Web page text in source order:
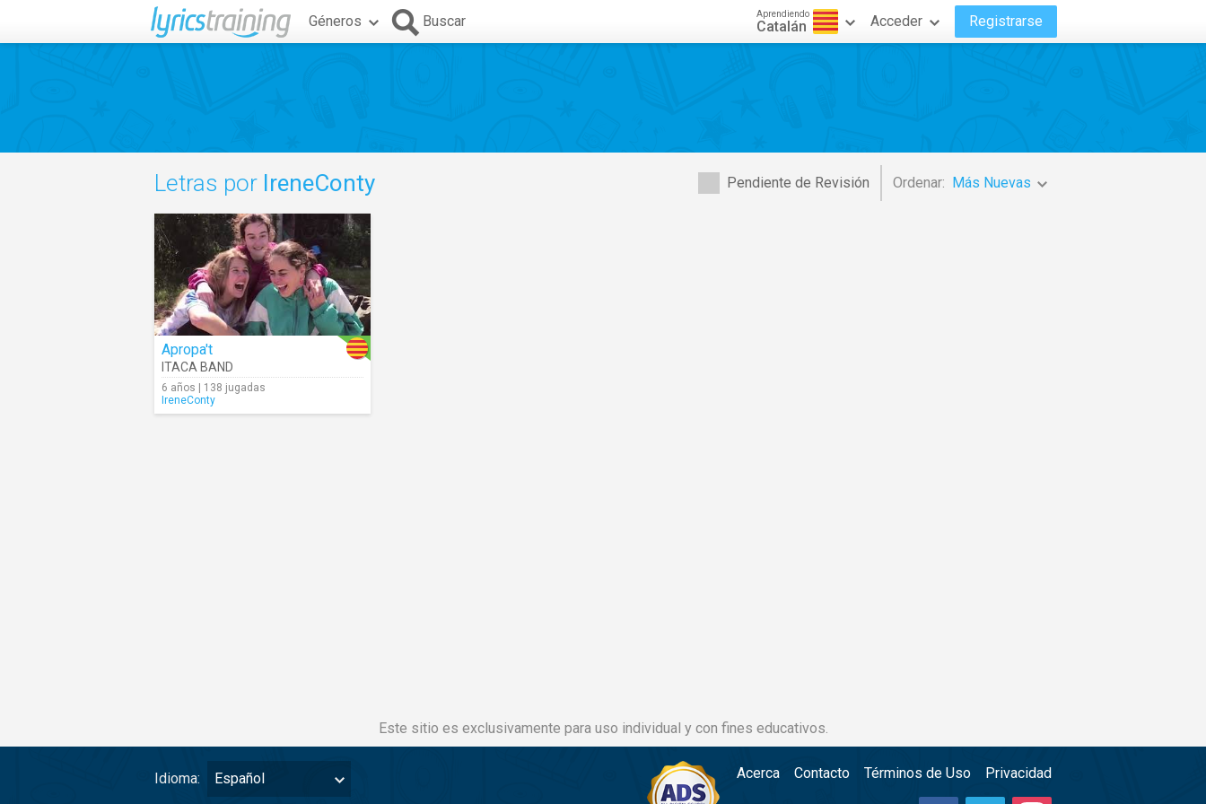
Géneros Buscar Aprendiendo
Catalán Acceder Registrarse
Pendiente de Revisión Ordenar: Más Nuevas
Letras por IreneConty
Apropa't
ITACA BAND
6 años | 138 jugadas
IreneConty
Este sitio es exclusivamente para uso individual y con fines educativos.
Idioma: Español Acerca Contacto Términos de Uso Privacidad